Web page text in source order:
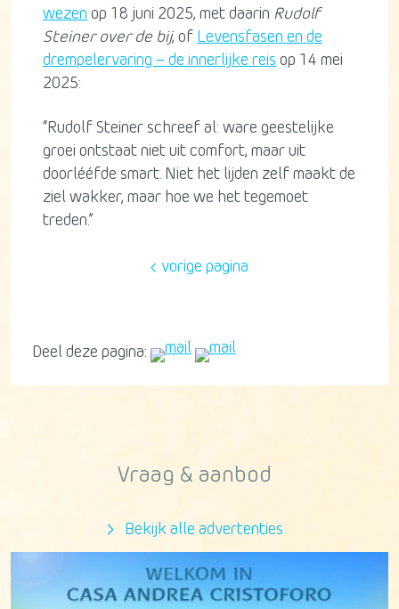
wezen op 18 juni 2025, met daarin Rudolf
Steiner over de bij, of Levensfasen en de
drempelervaring – de innerlijke reis op 14 mei
2025:
“Rudolf Steiner schreef al: ware geestelijke
groei ontstaat niet uit comfort, maar uit
doorlééfde smart. Niet het lijden zelf maakt de
ziel wakker, maar hoe we het tegemoet
treden.”
vorige pagina
Deel deze pagina:
Vraag & aanbod
Bekijk alle advertenties